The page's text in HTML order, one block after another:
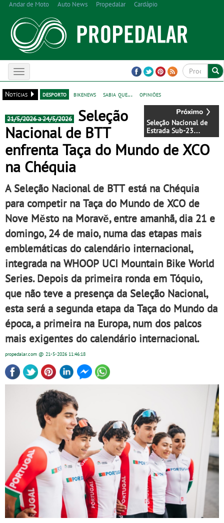
Andar de Moto Auto News Propedalar Cardápio
Toggle
navigation
Notícias
desporto bikenews sabia que... opiniões
Seleção Nacional de
Estrada Sub-23
disputa Ronde de
L'Isard em França
21/5/2026 a 24/5/2026
Seleção
Nacional de BTT
enfrenta Taça do Mundo de XCO
na Chéquia
A Seleção Nacional de BTT está na Chéquia
para competir na Taça do Mundo de XCO de
Nove Město na Moravě, entre amanhã, dia 21 e
domingo, 24 de maio, numa das etapas mais
emblemáticas do calendário internacional,
integrada na WHOOP UCI Mountain Bike World
Series. Depois da primeira ronda em Tóquio,
que não teve a presença da Seleção Nacional,
esta será a segunda etapa da Taça do Mundo da
época, a primeira na Europa, num dos palcos
mais exigentes do calendário internacional.
propedalar.com @ 21-5-2026 11:46:18